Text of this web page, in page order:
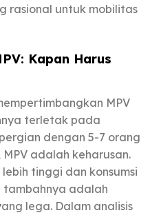
rasional untuk mobilitas
Kapan Harus
MPV
terletak pada
dengan 5-7 orang
adalah keharusan.
tinggi dan konsumsi
tambahnya adalah
lega. Dalam analisis